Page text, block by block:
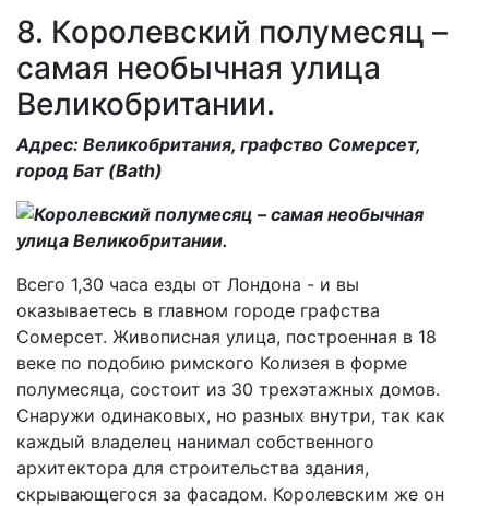
8. Королевский полумесяц –
самая необычная улица
Великобритании.
Адрес: Великобритания, графство Сомерсет,
город Бат (Bath)
Всего 1,30 часа езды от Лондона - и вы
оказываетесь в главном городе графства
Сомерсет. Живописная улица, построенная в 18
веке по подобию римского Колизея в форме
полумесяца, состоит из 30 трехэтажных домов.
Снаружи одинаковых, но разных внутри, так как
каждый владелец нанимал собственного
архитектора для строительства здания,
скрывающегося за фасадом. Королевским же он